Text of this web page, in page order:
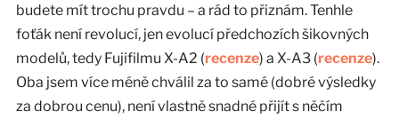
budete mít trochu pravdu – a rád to přiznám. Tenhle
foťák není revolucí, jen evolucí předchozích šikovných
modelů, tedy Fujifilmu X-A2 (recenze) a X-A3 (recenze).
Oba jsem více méně chválil za to samé (dobré výsledky
za dobrou cenu), není vlastně snadné přijít s něčím